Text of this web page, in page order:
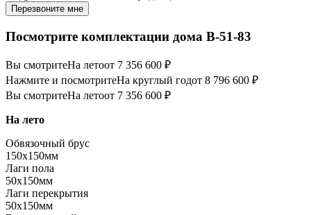
Перезвоните мне
Посмотрите комплектации дома B-51-83
Вы смотритеНа летоот 7 356 600 ₽
Нажмите и посмотритеНа круглый годот 8 796 600 ₽
Вы смотритеНа летоот 7 356 600 ₽
На лето
Обвязочный брус
150х150мм
Лаги пола
50х150мм
Лаги перекрытия
50х150мм